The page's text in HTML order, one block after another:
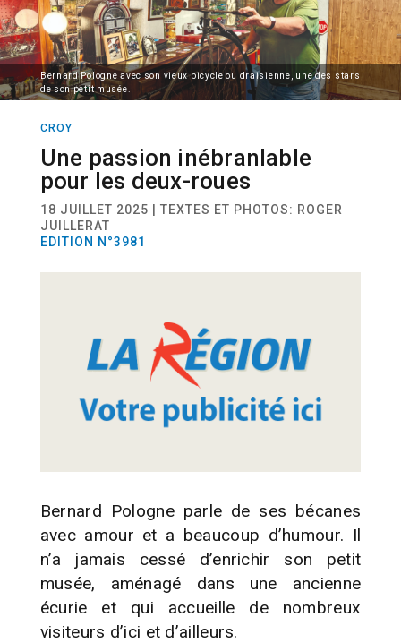
Bernard Pologne avec son vieux bicycle ou draisienne, une des stars
de son petit musée.
CROY
Une passion inébranlable
pour les deux-roues
18 JUILLET 2025 | TEXTES ET PHOTOS: ROGER
JUILLERAT
EDITION N°3981
Bernard Pologne parle de ses bécanes
avec amour et a beaucoup d’humour. Il
n’a jamais cessé d’enrichir son petit
musée, aménagé dans une ancienne
écurie et qui accueille de nombreux
visiteurs d’ici et d’ailleurs.